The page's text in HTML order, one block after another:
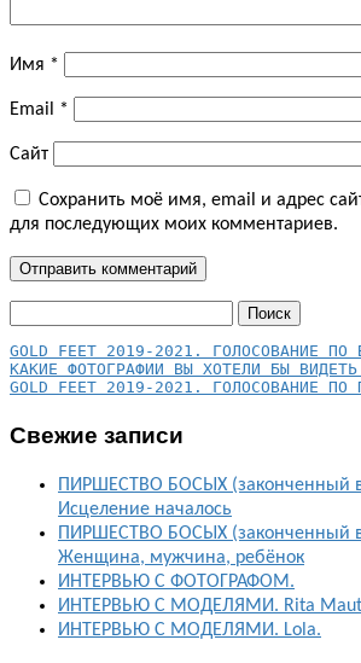
Имя *
Email *
Сайт
Сохранить моё имя, email и адрес
для последующих моих комментариев.
КАКИЕ ФОТОГРАФИИ ВЫ ХОТЕЛИ БЫ
GOLD FEET 2019-2021. ГОЛОСОВАНИЕ ПО
Свежие записи
ПИРШЕСТВО БОСЫХ (законченный
Исцеление началось
ПИРШЕСТВО БОСЫХ (законченный
Женщина, мужчина, ребёнок
ИНТЕРВЬЮ С ФОТОГРАФОМ.
ИНТЕРВЬЮ С МОДЕЛЯМИ. Rita
ИНТЕРВЬЮ С МОДЕЛЯМИ. Lola.